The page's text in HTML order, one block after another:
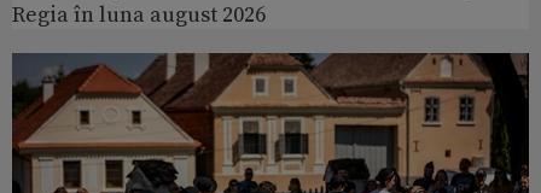
Regia în luna august 2026